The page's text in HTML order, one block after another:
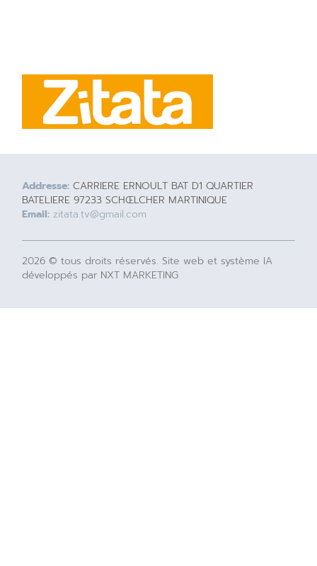
Addresse: CARRIERE ERNOULT BAT D1 QUARTIER
BATELIERE 97233 SCHŒLCHER MARTINIQUE
Email: zitata.tv@gmail.com
2026 © tous droits réservés. Site web et système IA
développés par NXT MARKETING